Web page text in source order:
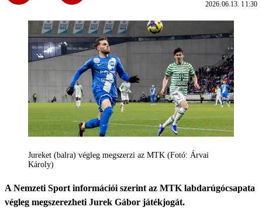
2026.06.13. 11:30
Jureket (balra) végleg megszerzi az MTK (Fotó: Árvai
Károly)
A Nemzeti Sport információi szerint az MTK labdarúgócsapata
végleg megszerezheti Jurek Gábor játékjogát.